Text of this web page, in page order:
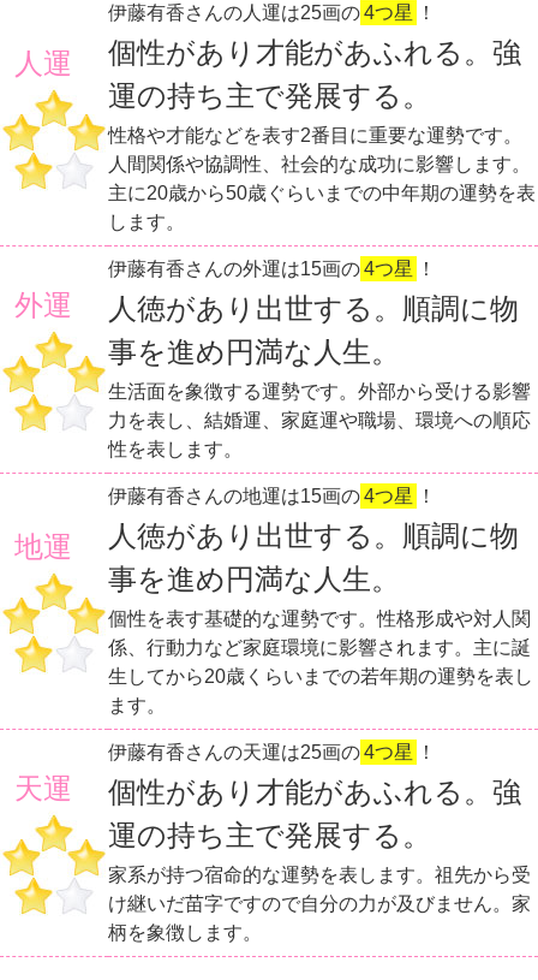
人運
伊藤有香さんの人運は25画の4つ星 ！
個性があり才能があふれる。強
運の持ち主で発展する。
性格や才能などを表す2番目に重要な運勢です。
人間関係や協調性、社会的な成功に影響します。
主に20歳から50歳ぐらいまでの中年期の運勢を表
します。
外運
伊藤有香さんの外運は15画の4つ星 ！
人徳があり出世する。順調に物
事を進め円満な人生。
生活面を象徴する運勢です。外部から受ける影響
力を表し、結婚運、家庭運や職場、環境への順応
性を表します。
地運
伊藤有香さんの地運は15画の4つ星 ！
人徳があり出世する。順調に物
事を進め円満な人生。
個性を表す基礎的な運勢です。性格形成や対人関
係、行動力など家庭環境に影響されます。主に誕
生してから20歳くらいまでの若年期の運勢を表し
ます。
天運
伊藤有香さんの天運は25画の4つ星 ！
個性があり才能があふれる。強
運の持ち主で発展する。
家系が持つ宿命的な運勢を表します。祖先から受
け継いだ苗字ですので自分の力が及びません。家
柄を象徴します。